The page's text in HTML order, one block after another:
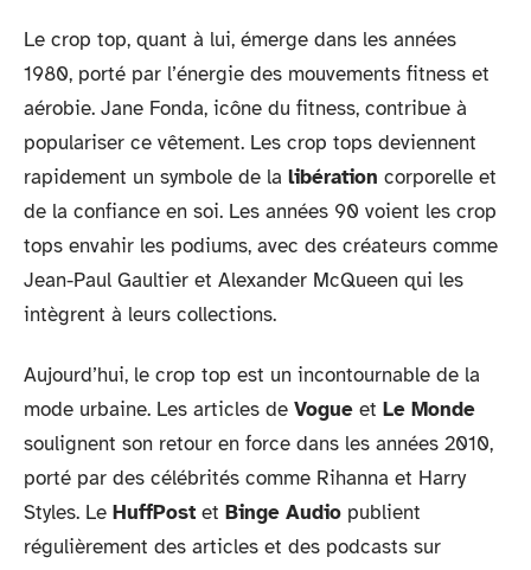
Le crop top, quant à lui, émerge dans les années
1980, porté par l’énergie des mouvements fitness et
aérobie. Jane Fonda, icône du fitness, contribue à
populariser ce vêtement. Les crop tops deviennent
rapidement un symbole de la libération corporelle et
de la confiance en soi. Les années 90 voient les crop
tops envahir les podiums, avec des créateurs comme
Jean-Paul Gaultier et Alexander McQueen qui les
intègrent à leurs collections.
Aujourd’hui, le crop top est un incontournable de la
mode urbaine. Les articles de Vogue et Le Monde
soulignent son retour en force dans les années 2010,
porté par des célébrités comme Rihanna et Harry
Styles. Le HuffPost et Binge Audio publient
régulièrement des articles et des podcasts sur